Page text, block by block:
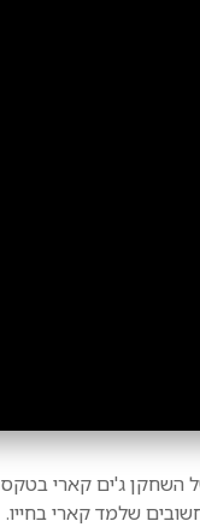
השחקן ג'ים קארי
שלמד קארי בחייו.